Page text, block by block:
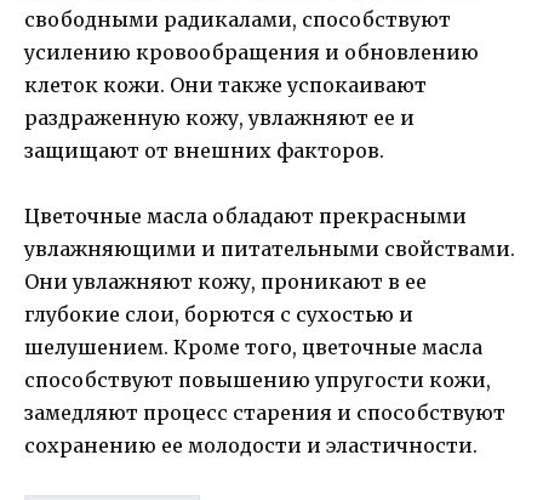
свободными радикалами, способствуют
усилению кровообращения и обновлению
клеток кожи. Они также успокаивают
раздраженную кожу, увлажняют ее и
защищают от внешних факторов.
Цветочные масла обладают прекрасными
увлажняющими и питательными свойствами.
Они увлажняют кожу, проникают в ее
глубокие слои, борются с сухостью и
шелушением. Кроме того, цветочные масла
способствуют повышению упругости кожи,
замедляют процесс старения и способствуют
сохранению ее молодости и эластичности.